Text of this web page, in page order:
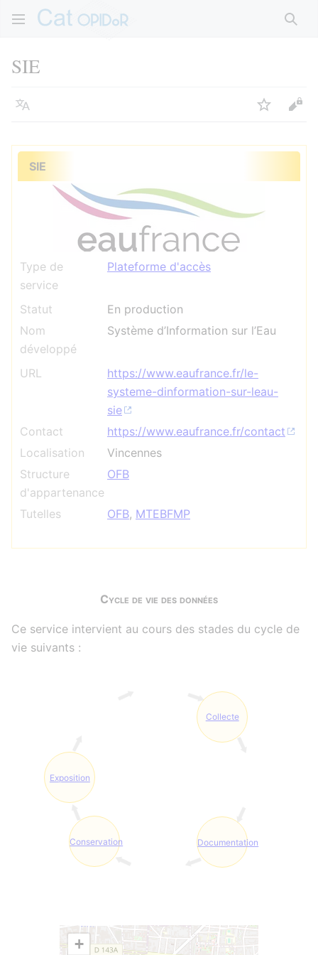
SIE
Langue Suivre
SIE
Type de
service
Plateforme d'accès
Statut
En production
Nom
développé
Système d’Information sur l’Eau
URL
https://www.eaufrance.fr/le-
systeme-dinformation-sur-leau-
sie
Contact
https://www.eaufrance.fr/contact
Localisation
Vincennes
Structure
d'appartenance
OFB
Tutelles OFB, MTEBFMP
Cycle de vie des données
Ce service intervient au cours des stades du cycle de
vie suivants :
Collecte
Documentation
Conservation
Exposition
+